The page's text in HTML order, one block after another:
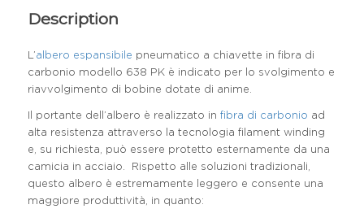
Description
L’albero espansibile pneumatico a chiavette in fibra di
carbonio modello 638 PK è indicato per lo svolgimento e
riavvolgimento di bobine dotate di anime.
Il portante dell’albero è realizzato in fibra di carbonio ad
alta resistenza attraverso la tecnologia filament winding
e, su richiesta, può essere protetto esternamente da una
camicia in acciaio. Rispetto alle soluzioni tradizionali,
questo albero è estremamente leggero e consente una
maggiore produttività, in quanto: